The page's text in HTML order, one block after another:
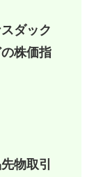
ダック
株価指
物取引